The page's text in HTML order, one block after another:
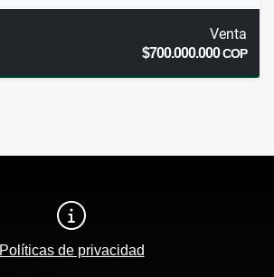
Venta
$700.000.000COP
Políticas de privacidad